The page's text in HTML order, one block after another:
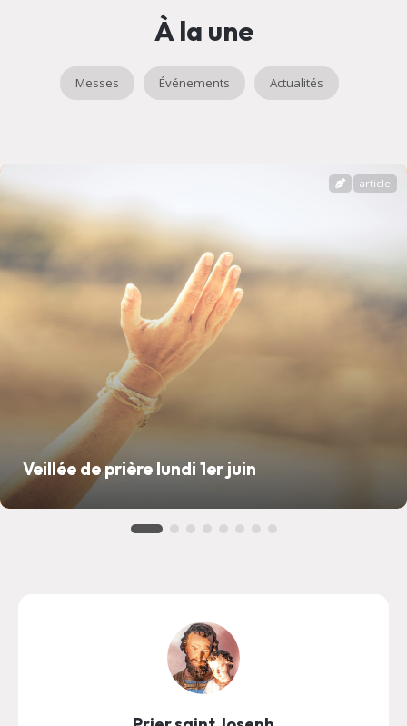
À la une
Messes Événements Actualités
Veillée de prière lundi 1er juin
article